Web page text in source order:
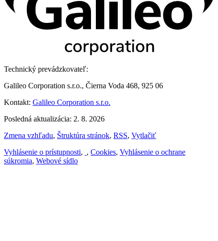
Technický prevádzkovateľ:
Galileo Corporation s.r.o., Čierna Voda 468, 925 06
Kontakt: Galileo Corporation s.r.o.
Posledná aktualizácia: 2. 8. 2026
Zmena vzhľadu, Štruktúra stránok, RSS, Vytlačiť
Vyhlásenie o prístupnosti, , Cookies, Vyhlásenie o ochrane
súkromia, Webové sídlo